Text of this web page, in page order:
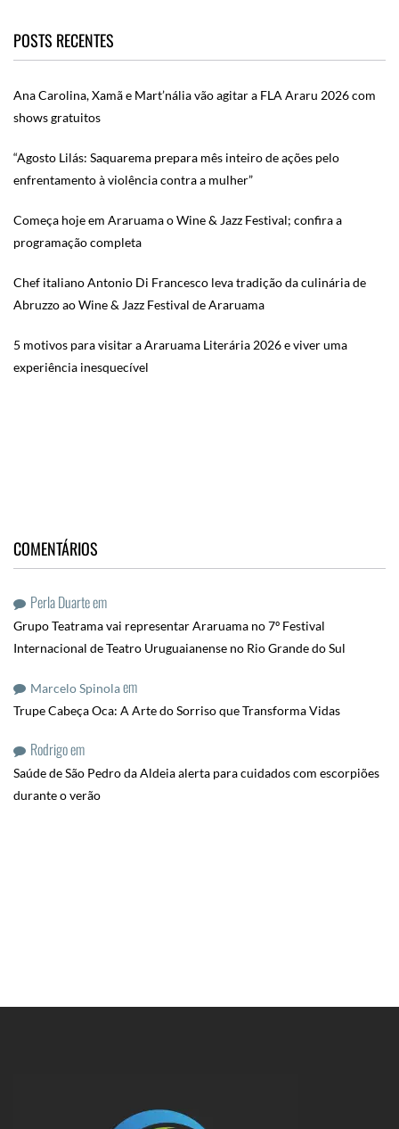
POSTS RECENTES
Ana Carolina, Xamã e Mart’nália vão agitar a FLA Araru 2026 com
shows gratuitos
“Agosto Lilás: Saquarema prepara mês inteiro de ações pelo
enfrentamento à violência contra a mulher”
Começa hoje em Araruama o Wine & Jazz Festival; confira a
programação completa
Chef italiano Antonio Di Francesco leva tradição da culinária de
Abruzzo ao Wine & Jazz Festival de Araruama
5 motivos para visitar a Araruama Literária 2026 e viver uma
experiência inesquecível
COMENTÁRIOS
Perla Duarteem
Grupo Teatrama vai representar Araruama no 7º Festival
Internacional de Teatro Uruguaianense no Rio Grande do Sul
Marcelo Spinolaem
Trupe Cabeça Oca: A Arte do Sorriso que Transforma Vidas
Rodrigoem
Saúde de São Pedro da Aldeia alerta para cuidados com escorpiões
durante o verão